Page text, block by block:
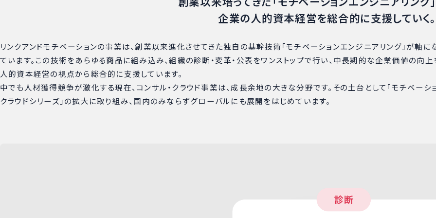
企業の人的資本経営を総合的に支援していく。
リンクアンドモチベーションの事業は、創業以来進化させてきた独自の基幹技術「モチベーションエンジニアリング」が軸に
ています。この技術をあらゆる商品に組み込み、組織の診断・変革・公表をワンストップで行い、中長期的な企業価値の向上
人的資本経営の視点から総合的に支援しています。
中でも人材獲得競争が激化する現在、コンサル・クラウド事業は、成長余地の大きな分野です。その土台として「モチベーシ
クラウドシリーズ」の拡大に取り組み、国内のみならずグローバルにも展開をはじめています。